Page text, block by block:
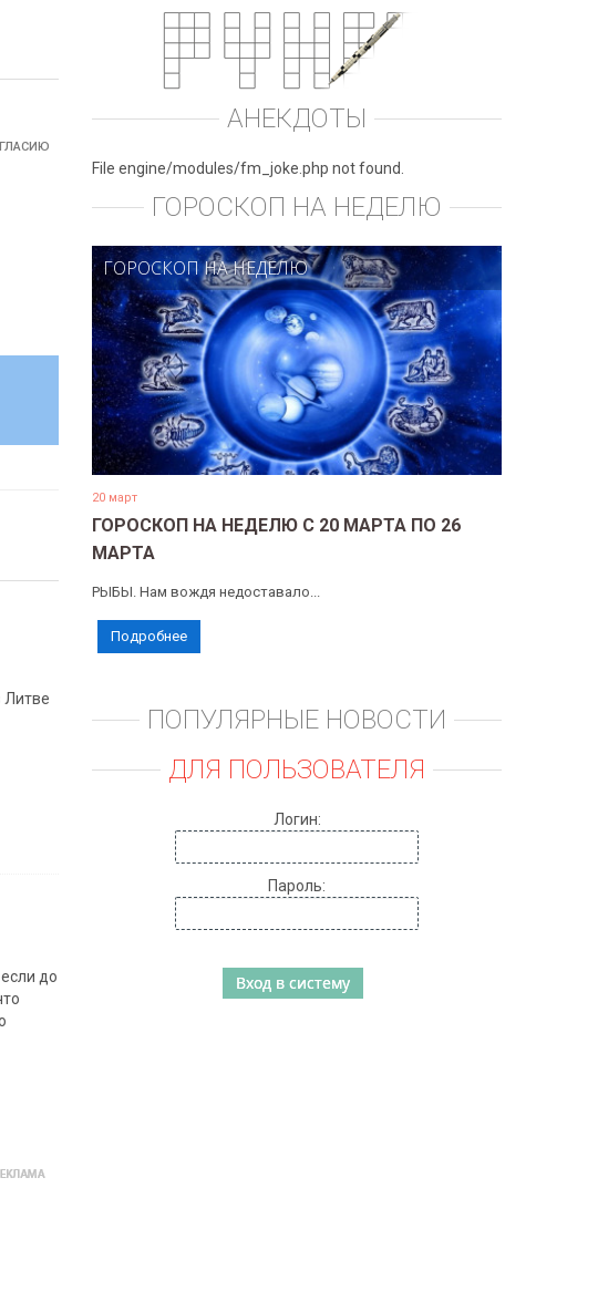
Литве
до
АНЕКДОТЫ
File engine/modules/fm_joke.php not found.
ГОРОСКОП НА НЕДЕЛЮ
ГОРОСКОП НА НЕДЕЛЮ
20 март
ГОРОСКОП НА НЕДЕЛЮ С 20 МАРТА ПО 26
МАРТА
РЫБЫ. Нам вождя недоставало...
Подробнее
ПОПУЛЯРНЫЕ НОВОСТИ
ДЛЯ ПОЛЬЗОВАТЕЛЯ
Логин:
Пароль: